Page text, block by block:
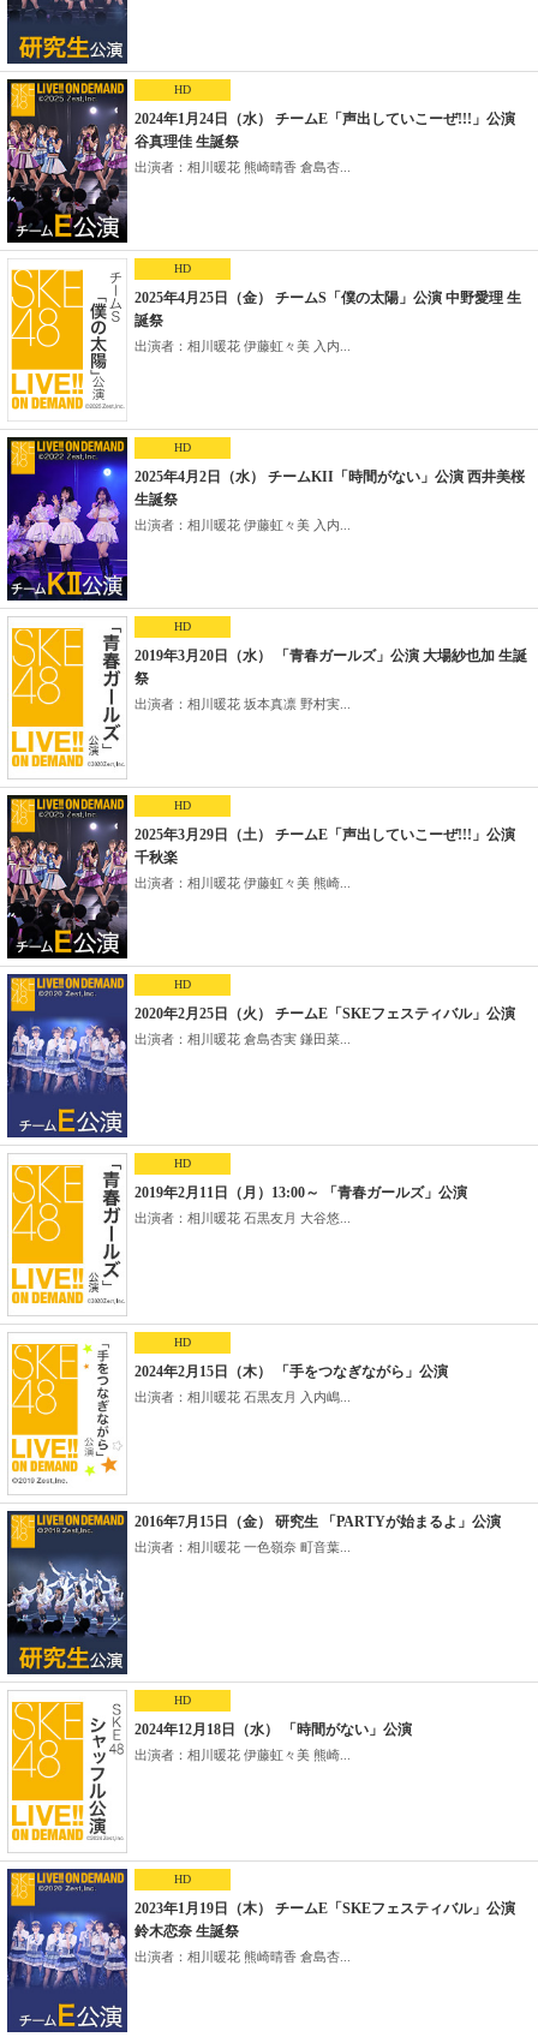
HD
2024年1月24日（水） チームE「声出していこーぜ!!!」公演
谷真理佳 生誕祭
出演者：相川暖花 熊崎晴香 倉島杏...
HD
2025年4月25日（金） チームS「僕の太陽」公演 中野愛理 生
誕祭
出演者：相川暖花 伊藤虹々美 入内...
HD
2025年4月2日（水） チームKII「時間がない」公演 西井美桜
生誕祭
出演者：相川暖花 伊藤虹々美 入内...
HD
2019年3月20日（水） 「青春ガールズ」公演 大場紗也加 生誕
祭
出演者：相川暖花 坂本真凛 野村実...
HD
2025年3月29日（土） チームE「声出していこーぜ!!!」公演
千秋楽
出演者：相川暖花 伊藤虹々美 熊崎...
HD
2020年2月25日（火） チームE「SKEフェスティバル」公演
出演者：相川暖花 倉島杏実 鎌田菜...
HD
2019年2月11日（月）13:00～ 「青春ガールズ」公演
出演者：相川暖花 石黒友月 大谷悠...
HD
2024年2月15日（木） 「手をつなぎながら」公演
出演者：相川暖花 石黒友月 入内嶋...
2016年7月15日（金） 研究生 「PARTYが始まるよ」公演
出演者：相川暖花 一色嶺奈 町音葉...
HD
2024年12月18日（水） 「時間がない」公演
出演者：相川暖花 伊藤虹々美 熊崎...
HD
2023年1月19日（木） チームE「SKEフェスティバル」公演
鈴木恋奈 生誕祭
出演者：相川暖花 熊崎晴香 倉島杏...